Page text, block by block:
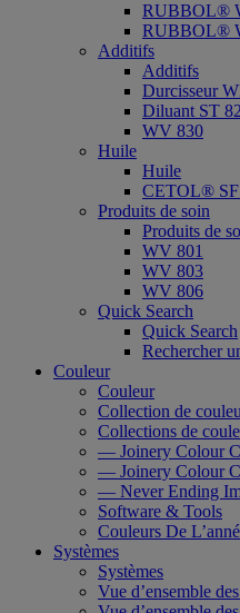
RUBBOL®
RUBBOL®
Additifs
Additifs
Durcisseur
Diluant ST
WV 830
Huile
Huile
CETOL® SF
Produits de soin
Produits de
WV 801
WV 803
WV 806
Quick Search
Quick Search
Rechercher
Couleur
Couleur
Collection de
Collections de
— Joinery Colour
— Joinery Colour
— Never Ending
Software & Tools
Couleurs De
Systèmes
Systèmes
Vue d’ensemble